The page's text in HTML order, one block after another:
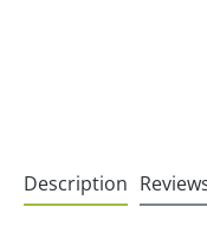
Description